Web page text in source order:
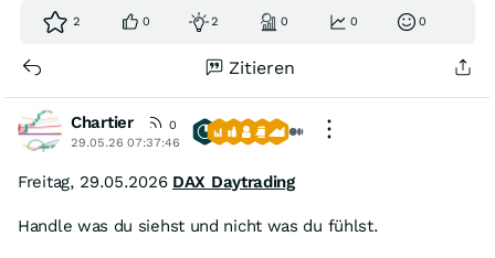
2 0 2 0 0 0
Zitieren
Chartier
0
29.05.26 07:37:46
Freitag, 29.05.2026 DAX Daytrading
Handle was du siehst und nicht was du fühlst.